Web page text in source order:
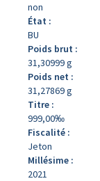
non
État :
BU
Poids brut :
31,30999 g
Poids net :
31,27869 g
Titre :
999,00‰
Fiscalité :
Jeton
Millésime :
2021